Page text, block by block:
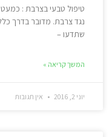
טיפול טבעי בצרבת : כמעט
נגד צרבת. מדובר בדרך כלל
שתדעו –
המשך קריאה »
יוני 2, 2016 אין תגובות